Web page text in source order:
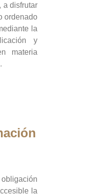
a disfrutar
ordenado
la
y
materia
la